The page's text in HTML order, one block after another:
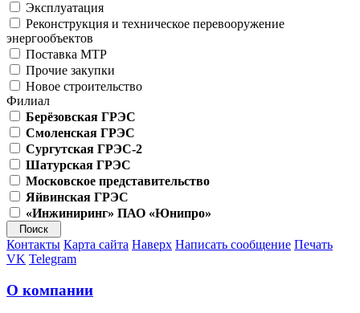
Эксплуатация
Реконструкция и техническое перевооружение
энергообъектов
Поставка МТР
Прочие закупки
Новое строительство
Филиал
Берёзовская ГРЭС
Смоленская ГРЭС
Сургутская ГРЭС-2
Шатурская ГРЭС
Московское представительство
Яйвинская ГРЭС
«Инжиниринг» ПАО «Юнипро»
Контакты Карта сайта Наверх Написать сообщение Печать
VK Telegram
О компании